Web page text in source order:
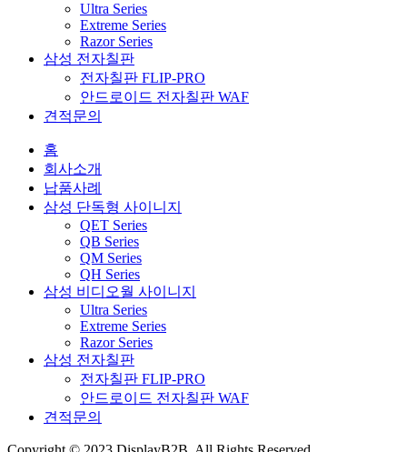
Ultra Series
Extreme Series
Razor Series
삼성 전자칠판
전자칠판 FLIP-PRO
안드로이드 전자칠판 WAF
견적문의
홈
회사소개
납품사례
삼성 단독형 사이니지
QET Series
QB Series
QM Series
QH Series
삼성 비디오월 사이니지
Ultra Series
Extreme Series
Razor Series
삼성 전자칠판
전자칠판 FLIP-PRO
안드로이드 전자칠판 WAF
견적문의